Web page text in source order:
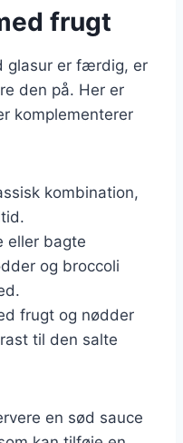
frugt
glasur er færdig, er
den på. Her er
komplementerer
kombination,
eller bagte
og broccoli
frugt og nødder
til den salte
en sød sauce